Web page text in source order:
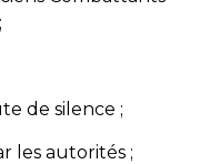
de silence ;
les autorités ;